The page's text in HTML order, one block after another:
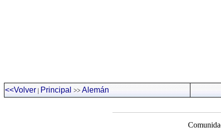
<<Volver | Principal >> Alemán